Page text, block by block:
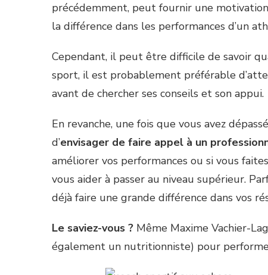
précédemment, peut fournir une
la différence dans les performances d’un
Cependant, il peut être difficile de savoir
sport, il est probablement préférable
avant de chercher ses conseils et son appui.
En revanche, une fois que vous avez
d’envisager de faire appel à un
améliorer vos performances ou si vous
vous aider à passer au niveau supérieur.
déjà faire une grande différence dans vos
Le saviez-vous ? Même Maxime Vachier-
également un nutritionniste) pour